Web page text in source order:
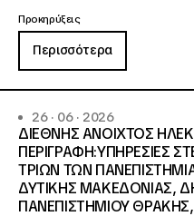
Προκηρύξεις
Περισσότερα
26 · 06 · 2026
ΔΙΕΘΝΗΣ ΑΝΟΙΧΤΟΣ
ΠΕΡΙΓΡΑΦΗ:ΥΠΗΡΕΣΙΕΣ
ΤΡΙΩΝ ΤΩΝ
ΔΥΤΙΚΗΣ ΜΑΚΕΔΟΝΙΑΣ,
ΠΑΝΕΠΙΣΤΗΜΙΟΥ